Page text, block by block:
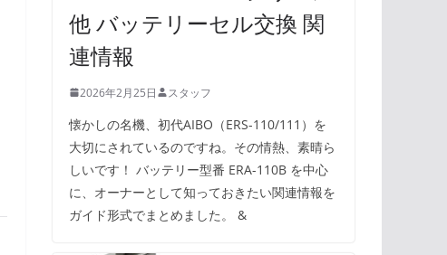
他 バッテリーセル交換 関
連情報
2026年2月25日 スタッフ
懐かしの名機、初代AIBO（ERS-110/111）を
大切にされているのですね。その情熱、素晴ら
しいです！ バッテリー型番 ERA-110B を中心
に、オーナーとして知っておきたい関連情報を
ガイド形式でまとめました。 &